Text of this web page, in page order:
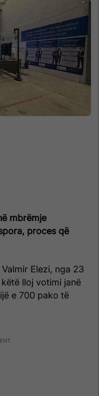
mbrëmje
proces që
Elezi, nga 23
lloj votimi janë
e 700 pako të